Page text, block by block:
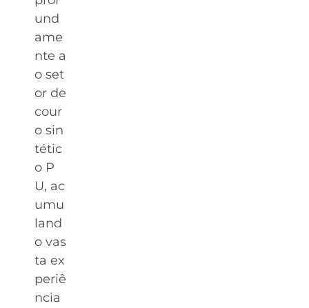
und
ame
nte a
o set
or de
cour
o sin
tétic
o P
U, ac
umu
land
o vas
ta ex
periê
ncia